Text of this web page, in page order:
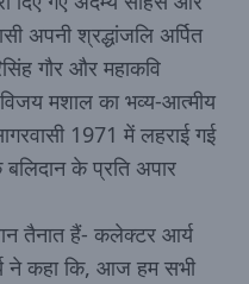
अपनी श्रद्धांजलि अर्पित
गौर और महाकवि
विजय मशाल का भव्य-आत्मीय
1971 में लहराई गई
के प्रति अपार
तैनात हैं- कलेक्टर आर्य
ने कहा कि, आज हम सभी